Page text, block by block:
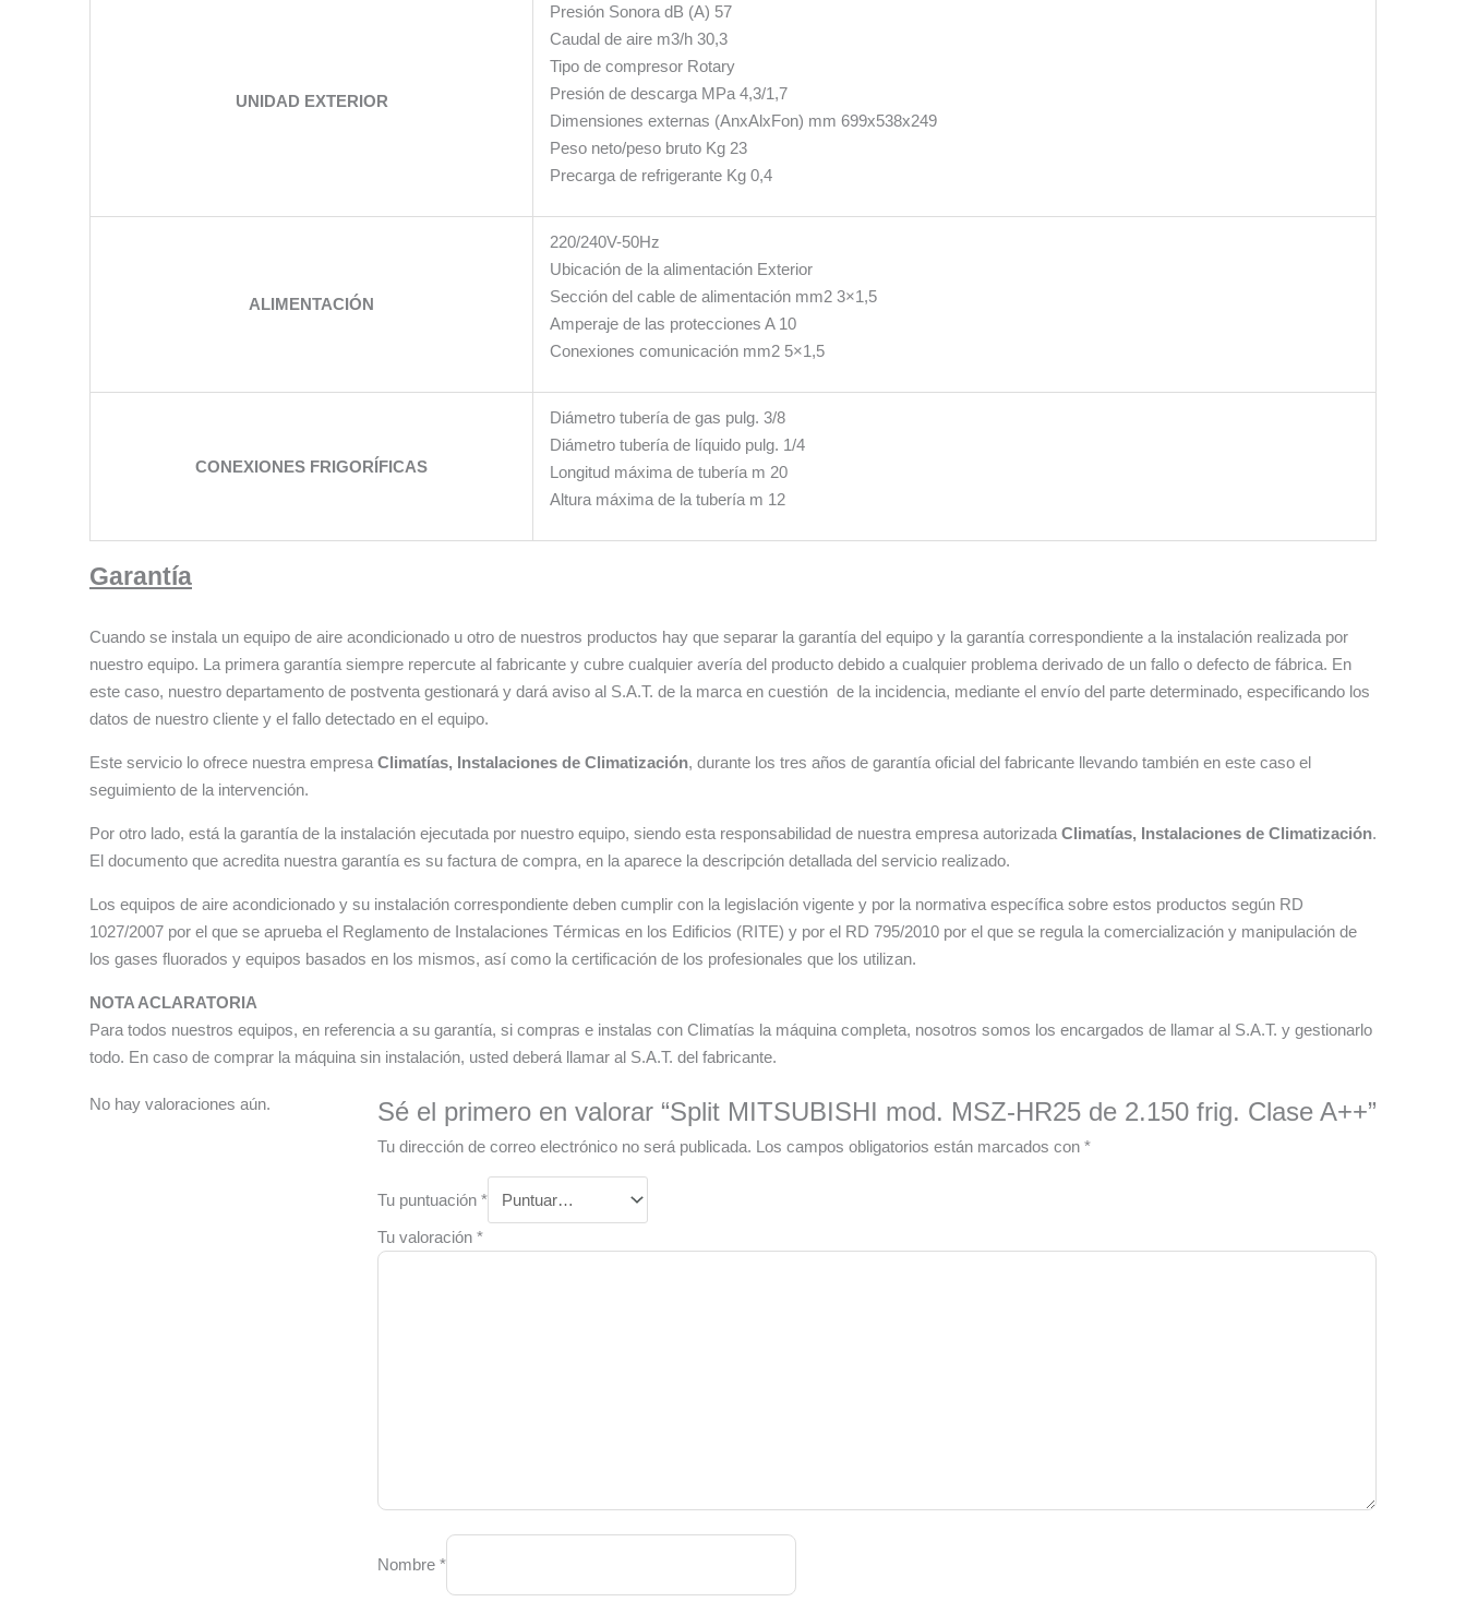
UNIDAD EXTERIOR
Presión Sonora dB (A) 57
Caudal de aire m3/h 30,3
Tipo de compresor Rotary
Presión de descarga MPa 4,3/1,7
Dimensiones externas (AnxAlxFon) mm 699x538x249
Peso neto/peso bruto Kg 23
Precarga de refrigerante Kg 0,4
ALIMENTACIÓN
220/240V-50Hz
Ubicación de la alimentación Exterior
Sección del cable de alimentación mm2 3×1,5
Amperaje de las protecciones A 10
Conexiones comunicación mm2 5×1,5
CONEXIONES FRIGORÍFICAS
Diámetro tubería de gas pulg. 3/8
Diámetro tubería de líquido pulg. 1/4
Longitud máxima de tubería m 20
Altura máxima de la tubería m 12
Garantía
Cuando se instala un equipo de aire acondicionado u otro de nuestros productos hay que separar la garantía del equipo y la garantía correspondiente a la instalación realizada por
nuestro equipo. La primera garantía siempre repercute al fabricante y cubre cualquier avería del producto debido a cualquier problema derivado de un fallo o defecto de fábrica. En
este caso, nuestro departamento de postventa gestionará y dará aviso al S.A.T. de la marca en cuestión de la incidencia, mediante el envío del parte determinado, especificando los
datos de nuestro cliente y el fallo detectado en el equipo.
Este servicio lo ofrece nuestra empresa Climatías, Instalaciones de Climatización, durante los tres años de garantía oficial del fabricante llevando también en este caso el
seguimiento de la intervención.
Por otro lado, está la garantía de la instalación ejecutada por nuestro equipo, siendo esta responsabilidad de nuestra empresa autorizada Climatías, Instalaciones de Climatización.
El documento que acredita nuestra garantía es su factura de compra, en la aparece la descripción detallada del servicio realizado.
Los equipos de aire acondicionado y su instalación correspondiente deben cumplir con la legislación vigente y por la normativa específica sobre estos productos según RD
1027/2007 por el que se aprueba el Reglamento de Instalaciones Térmicas en los Edificios (RITE) y por el RD 795/2010 por el que se regula la comercialización y manipulación de
los gases fluorados y equipos basados en los mismos, así como la certificación de los profesionales que los utilizan.
NOTA ACLARATORIA
Para todos nuestros equipos, en referencia a su garantía, si compras e instalas con Climatías la máquina completa, nosotros somos los encargados de llamar al S.A.T. y gestionarlo
todo. En caso de comprar la máquina sin instalación, usted deberá llamar al S.A.T. del fabricante.
No hay valoraciones aún. Sé el primero en valorar “Split MITSUBISHI mod. MSZ-HR25 de 2.150 frig. Clase A++”
Tu dirección de correo electrónico no será publicada. Los campos obligatorios están marcados con *
Tu puntuación *
Tu valoración *
Nombre *